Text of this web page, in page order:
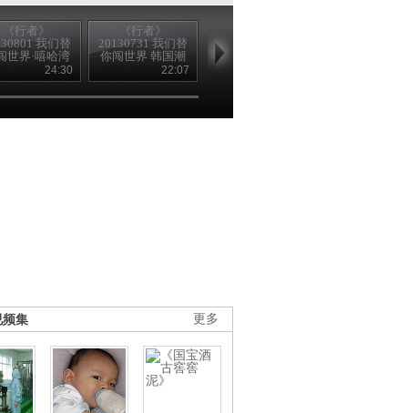
《行者》
我们替
世界·嘻哈湾
24:30
《行者》
20130731 我们替
你闯世界 韩国潮
22:07
20130730 我们替
你闯世界·阿富汗
更多
频集